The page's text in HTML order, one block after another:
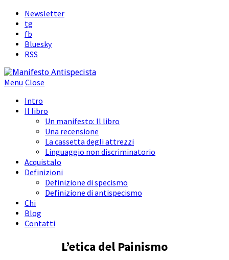
Newsletter
tg
fb
Bluesky
RSS
Menu Close
Intro
Il libro
Un manifesto: Il libro
Una recensione
La cassetta degli attrezzi
Linguaggio non discriminatorio
Acquistalo
Definizioni
Definizione di specismo
Definizione di antispecismo
Chi
Blog
Contatti
L’etica del Painismo